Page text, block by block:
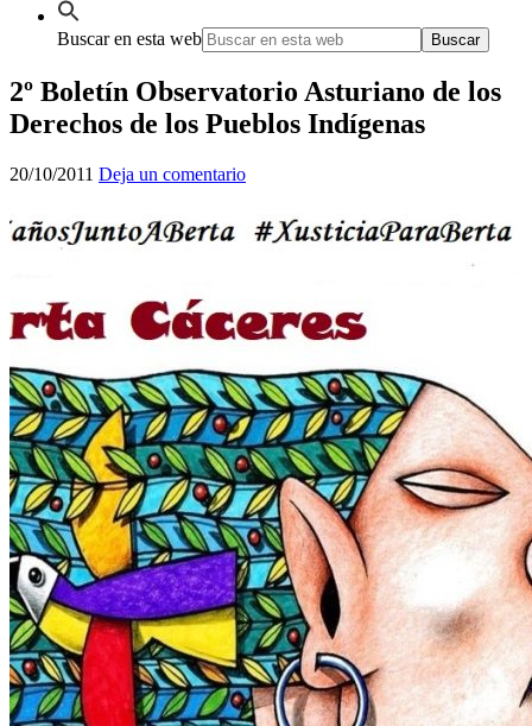
Buscar en esta web
2º Boletín Observatorio Asturiano de los
Derechos de los Pueblos Indígenas
20/10/2011 Deja un comentario